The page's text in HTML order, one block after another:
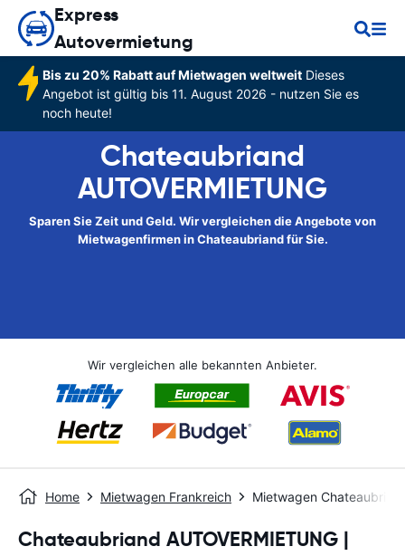
Express
Autovermietung
Bis zu 20% Rabatt auf Mietwagen weltweitDieses
Angebot ist gültig bis 11. August 2026 - nutzen Sie es
noch heute!
Chateaubriand
AUTOVERMIETUNG
Sparen Sie Zeit und Geld. Wir vergleichen die Angebote von
Mietwagenfirmen in Chateaubriand für Sie.
Wir vergleichen alle bekannten Anbieter.
Home Mietwagen Frankreich Mietwagen Chateaubriant
Chateaubriand AUTOVERMIETUNG |